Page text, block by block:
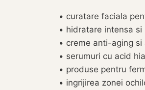
• curatare faciala
• hidratare intensa
• creme anti-aging si
• serumuri cu acid
• produse pentru
• ingrijirea zonei